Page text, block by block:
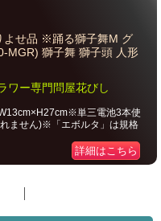
よせ品 ※踊る獅子舞M グ
MGR) 獅子舞 獅子頭 人形
ワー専門問屋花びし
単三電池3本使
ません)※「エボルタ」は規格
詳細はこちら